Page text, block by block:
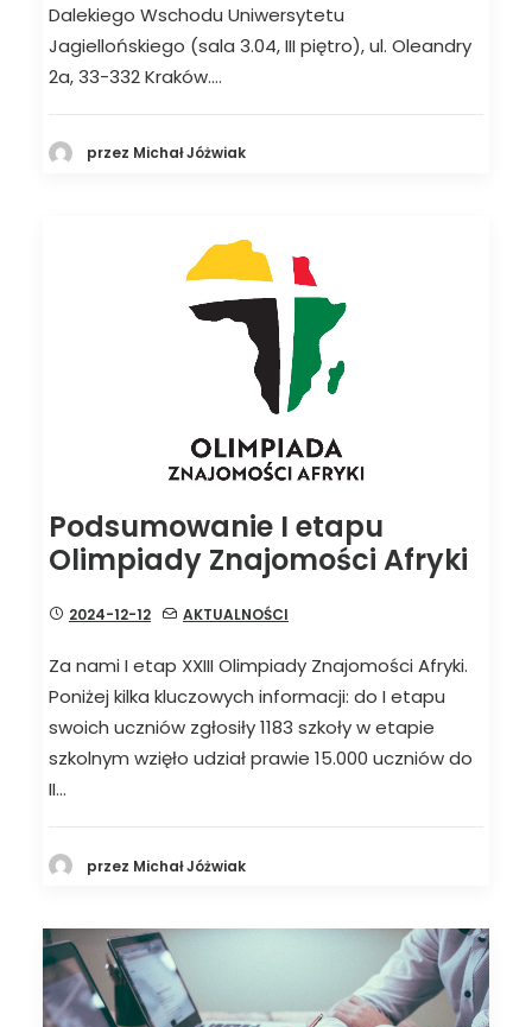
Dalekiego Wschodu Uniwersytetu
Jagiellońskiego (sala 3.04, III piętro), ul. Oleandry
2a, 33-332 Kraków.…
przez Michał Jóżwiak
Podsumowanie I etapu
Olimpiady Znajomości Afryki
2024-12-12 AKTUALNOŚCI
Za nami I etap XXIII Olimpiady Znajomości Afryki.
Poniżej kilka kluczowych informacji: do I etapu
swoich uczniów zgłosiły 1183 szkoły w etapie
szkolnym wzięło udział prawie 15.000 uczniów do
II…
przez Michał Jóżwiak